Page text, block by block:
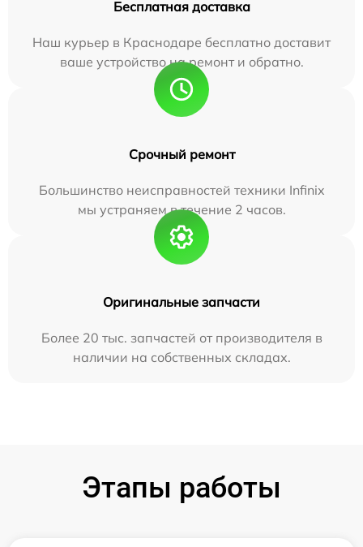
Бесплатная доставка
Наш курьер в Краснодаре бесплатно доставит
ваше устройство на ремонт и обратно.
Срочный ремонт
Большинство неисправностей техники Infinix
мы устраняем в течение 2 часов.
Оригинальные запчасти
Более 20 тыс. запчастей от производителя в
наличии на собственных складах.
Этапы работы